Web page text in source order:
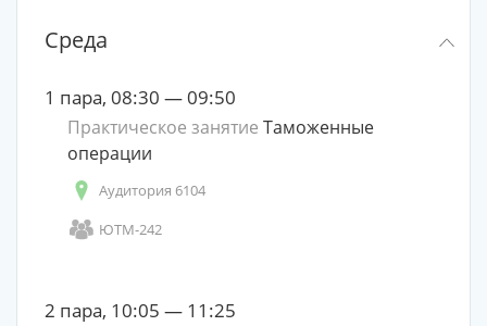
Среда
1 пара, 08:30 — 09:50
Практическое занятие Таможенные
операции
Аудитория 6104
ЮТМ-242
2 пара, 10:05 — 11:25